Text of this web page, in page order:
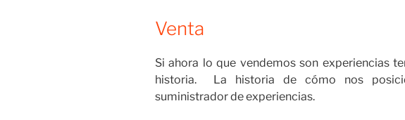
Venta
Si ahora lo que vendemos son experiencias
historia. La historia de cómo nos
suministrador de experiencias.